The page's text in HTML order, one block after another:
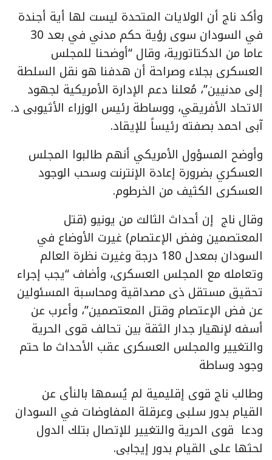
وأكد ناج أن الولايات المتحدة ليست لها أية أجندة
في السودان سوى رؤية حكم مدني في بعد 30
عاما من الدكتاتورية، وقال “أوضحنا للمجلس
العسكرى بجلاء وصراحة أن هدفنا هو نقل السلطة
إلى مدنيين”، مُعلنا دعم الإدارة الأمريكية لجهود
الاتحاد الأفريقي، ووساطة رئيس الوزراء الأثيوبى د.
آبى احمد بصفته رئيساً للإيقاد.
وأوضح المسؤول الأمريكي أنهم طالبوا المجلس
العسكري بضرورة إعادة الإنترنت وسحب الوجود
العسكرى الكثيف من الخرطوم.
وقال ناج إن أحداث الثالث من يونيو (قتل
المعتصمين وفض الإعتصام) غيرت الأوضاع في
السودان بمعدل 180 درجة وغيرت نظرة العالم
وتعامله مع المجلس العسكرى، وأضاف “يجب إجراء
تحقيق مستقل ذى مصداقية ومحاسبة المسئولين
عن فض الإعتصام وقتل المعتصمين”، وأعرب عن
أسفه لإنهيار جدار الثقة بين تحالف قوى الحرية
والتغيير والمجلس العسكرى عقب الأحداث ما حتم
وجود وساطة
وطالب ناج قوى إقليمية لم يُسمها بالنأى عن
القيام بدور سلبى وعرقلة المفاوضات في السودان
ودعا قوى الحرية والتغيير للإتصال بتلك الدول
لحثها على القيام بدور إيجابى.